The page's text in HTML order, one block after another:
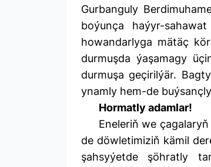
Gurbanguly
boýunça haýyr-
howandarlyga mätäç
durmuşda ýaşamagy
durmuşa geçirilýär.
ynamly hem-de
Hormatly adamlar!
Eneleriň we
de döwletimiziň kämil
şahsyýetde şöhratly